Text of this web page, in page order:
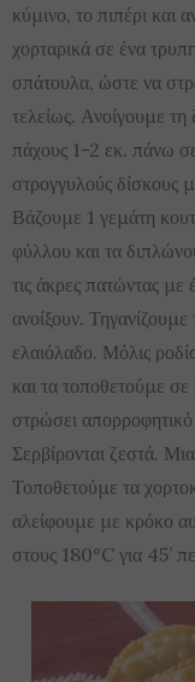
κύμινο, το πιπέρι και
χορταρικά σε ένα
σπάτουλα, ώστε να
τελείως. Ανοίγουμε
πάχους 1-2 εκ. πάνω
στρογγυλούς δίσκους
Βάζουμε 1 γεμάτη
φύλλου και τα
τις άκρες πατώντας με
ανοίξουν.
ελαιόλαδο. Μόλις
και τα τοποθετούμε
στρώσει απορροφητικό
Σερβίρονται ζεστά.
Τοποθετούμε τα
αλείφουμε με κρόκο
στους 180°C για 45’